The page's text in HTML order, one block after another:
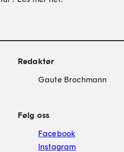
Redaktør
Gaute Brochmann
Følg oss
Facebook
Instagram